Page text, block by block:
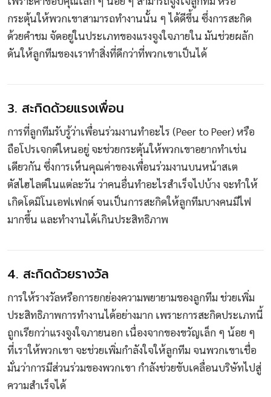
กระตุ้นให้พวกเขาสามารถทำงานนั้น ๆ ได้ดีขึ้น ซึ่งการสะกิด
ด้วยคำชม จัดอยู่ในประเภทของแรงจูงใจภายใน มันช่วยผลัก
ดันให้ลูกทีมของเราทำสิ่งที่ดีกว่าที่พวกเขาเป็นได้
3. สะกิดด้วยแรงเพื่อน
การที่ลูกทีมรับรู้ว่าเพื่อนร่วมงานทำอะไร (Peer to Peer) หรือ
ถือโปรเจกต์ไหนอยู่ จะช่วยกระตุ้นให้พวกเขาอยากทำเช่น
เดียวกัน ซึ่งการเห็นคุณค่าของเพื่อนร่วมงานบนหน้าสเต
ตัสไฮไลต์ในแต่ละวัน ว่าคนอื่นทำอะไรสำเร็จไปบ้าง จะทำให้
เกิดโดมิโนเอฟเฟกต์ จนเป็นการสะกิดให้ลูกทีมบางคนมีไฟ
มากขึ้น และทำงานได้เกินประสิทธิภาพ
4. สะกิดด้วยรางวัล
การให้รางวัลหรือการยกย่องความพยายามของลูกทีม ช่วยเพิ่ม
ประสิทธิภาพการทำงานได้อย่างมาก เพราะการสะกิดประเภทนี้
ถูกเรียกว่าแรงจูงใจภายนอก เนื่องจากของขวัญเล็ก ๆ น้อย ๆ
ที่เราให้พวกเขา จะช่วยเพิ่มกำลังใจให้ลูกทีม จนพวกเขาเชื่อ
มั่นว่าการมีส่วนร่วมของพวกเขา กำลังช่วยขับเคลื่อนบริษัทไปสู่
ความสำเร็จได้